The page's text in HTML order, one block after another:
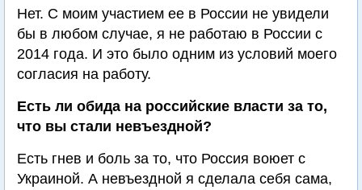
Нет. С моим участием ее в России не увидели
бы в любом случае, я не работаю в России с
2014 года. И это было одним из условий моего
согласия на работу.
Есть ли обида на российские власти за то,
что вы стали невъездной?
Есть гнев и боль за то, что Россия воюет с
Украиной. А невъездной я сделала себя сама,